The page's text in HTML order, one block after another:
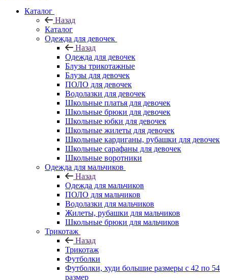
Каталог
Назад
Каталог
Одежда для девочек
Назад
Одежда для девочек
Блузы трикотажные
Блузы для девочек
ПОЛО для девочек
Водолазки для девочек
Школьные платья для девочек
Школьные брюки для девочек
Школьные юбки для девочек
Школьные жилеты для девочек
Школьные кардиганы, рубашки для девочек
Школьные сарафаны для девочек
Школьные воротники
Одежда для мальчиков
Назад
Одежда для мальчиков
ПОЛО для мальчиков
Водолазки для мальчиков
Жилеты, рубашки для мальчиков
Школьные брюки для мальчиков
Трикотаж
Назад
Трикотаж
Футболки
Футболки, худи большие размеры с 42 по 54
размер